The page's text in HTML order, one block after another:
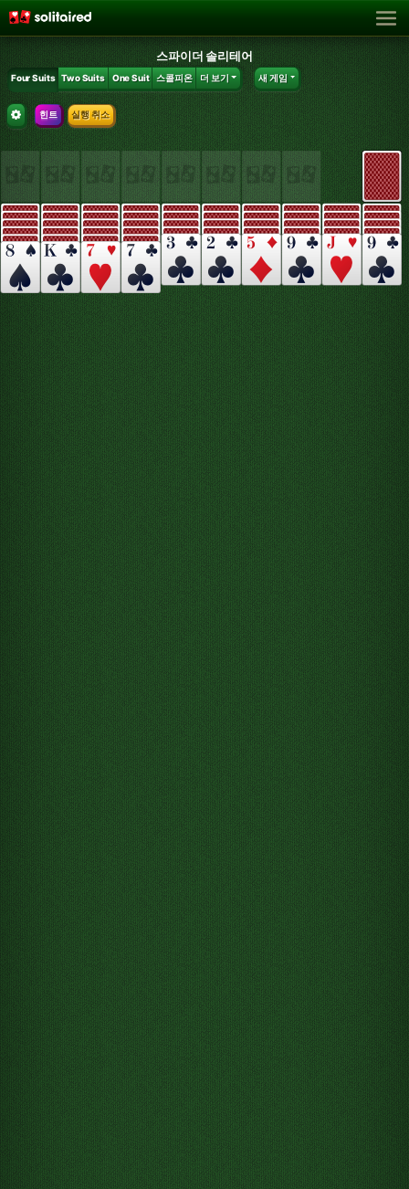
스파이더 솔리테어
Four Suits Two Suits One Suit 스콜피온 더 보기 새 게임
힌트 실행 취소